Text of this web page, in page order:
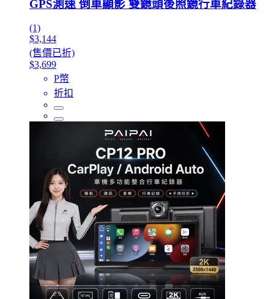
GPS測速 倒車顯影 雙鏡頭後照鏡行車紀錄器
(1)
$3,144
(售價已折)
$3,699
P幣
折扣